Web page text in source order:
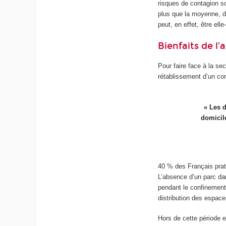
risques de contagion
plus que la moyenne,
peut, en effet, être
Bienfaits de
Pour faire face à la
rétablissement d’un
« Les
40 % des Français
L’absence d’un parc
pendant le
distribution des
Hors de cette période